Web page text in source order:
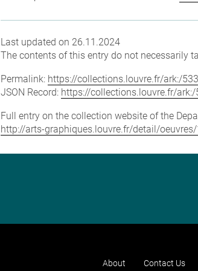
Last updated on 26.11.2024
The contents of this entry do not necessarily
Permalink: https://collections.louvre.fr/ark:/
JSON Record: https://collections.louvre.fr/
Full entry on the collection website of the
http://arts-graphiques.louvre.fr/detail/
About Contact Us